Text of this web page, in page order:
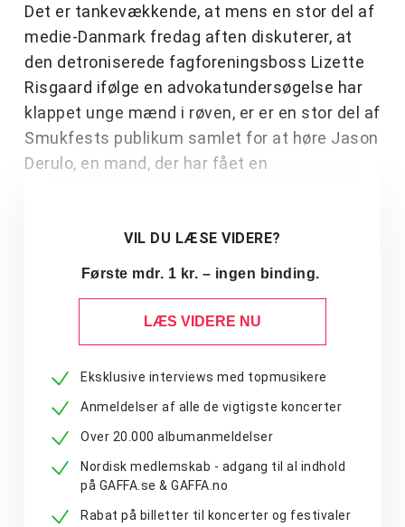
Det er tankevækkende, at mens en stor del af
medie-Danmark fredag aften diskuterer, at
den detroniserede fagforeningsboss Lizette
Risgaard ifølge en advokatundersøgelse har
klappet unge mænd i røven, er er en stor del af
Smukfests publikum samlet for at høre Jason
Derulo, en mand, der har fået en
VIL DU LÆSE VIDERE?
Første mdr. 1 kr. – ingen binding.
LÆS VIDERE NU
Eksklusive interviews med topmusikere
Anmeldelser af alle de vigtigste koncerter
Over 20.000 albumanmeldelser
Nordisk medlemskab - adgang til al indhold
på GAFFA.se & GAFFA.no
Rabat på billetter til koncerter og festivaler